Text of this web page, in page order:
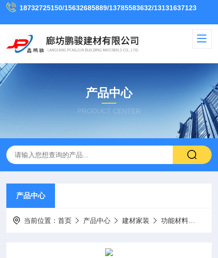
18732725150/15632685889/13785583632/13131637123
产品中心
PRODUCT CENTER
产品中心
当前位置：首页 产品中心 建材家装 功能材料